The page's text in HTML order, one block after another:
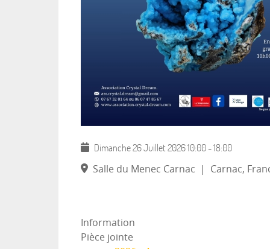
Dimanche 26 Juillet 202610:00 -18:00
Salle du Menec Carnac | Carnac,
Information
Pièce jointe